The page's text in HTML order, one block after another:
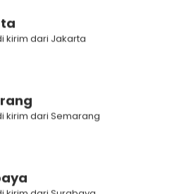
Tint Brush Makarizo
kirim dari Jakarta
kirim dari Semarang